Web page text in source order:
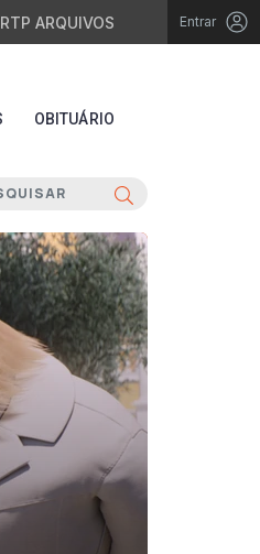
RTP ARQUIVOS Entrar
OBITUÁRIO